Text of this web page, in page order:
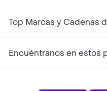
Top Marcas y Cadenas
Encuéntranos en estos